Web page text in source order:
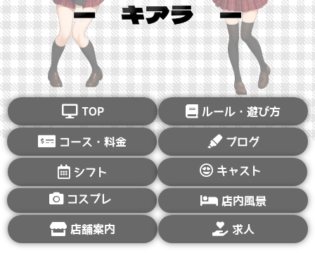
TOP ルール・遊び方
コース・料金 ブログ
シフト キャスト
コスプレ 店内風景
店舗案内 求人